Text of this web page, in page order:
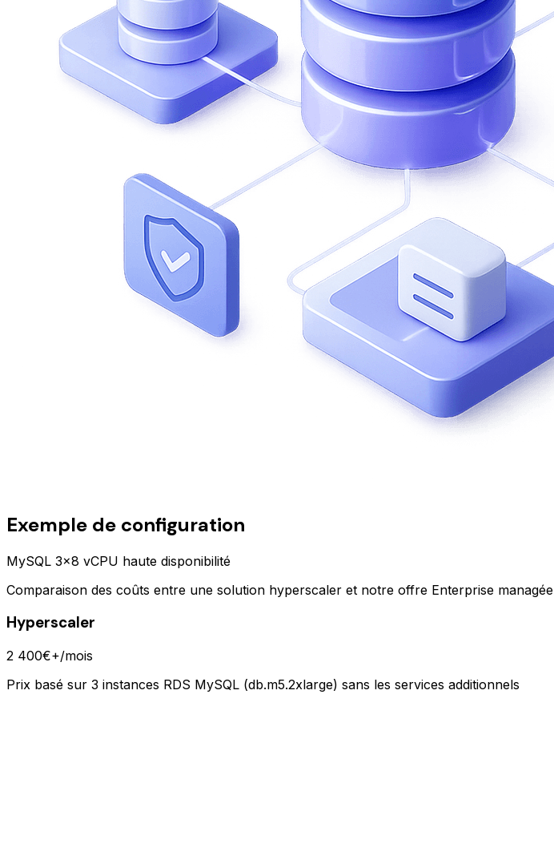
Exemple de configuration
MySQL 3x8 vCPU haute disponibilité
Comparaison des coûts entre une solution hyperscaler et notre offre Enterprise managée
Hyperscaler
2 400€+/mois
Prix basé sur 3 instances RDS MySQL (db.m5.2xlarge) sans les services additionnels